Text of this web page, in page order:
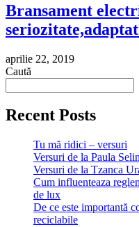
Bransament
aprilie 22, 2019
Caută
Recent Posts
Tu mă ridici – versuri
Versuri de la Paula
Versuri de la Tzanca
Cum influenteaza
de lux
De ce este importantă
reciclabile